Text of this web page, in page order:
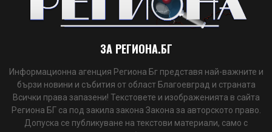
ЗА РЕГИОНА.БГ
Информационна агенция Региона Бг представя най-важните и
бързи новини и събития от област Благоевград и страната
Всички права запазени! Текстовете и изображенията в сайта
Региона БГ са под закила закона Закона за авторското право.
Допуска се публикуване на текстови материали, само с